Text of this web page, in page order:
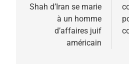
l’article
Shah d’Iran se marie
à un homme
d’affaires juif
américain